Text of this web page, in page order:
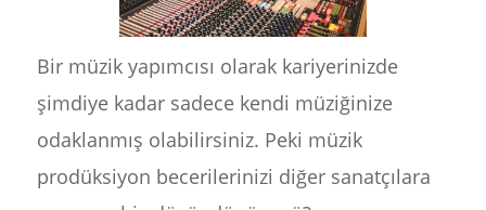
Bir müzik yapımcısı olarak kariyerinizde
şimdiye kadar sadece kendi müziğinize
odaklanmış olabilirsiniz. Peki müzik
prodüksiyon becerilerinizi diğer sanatçılara